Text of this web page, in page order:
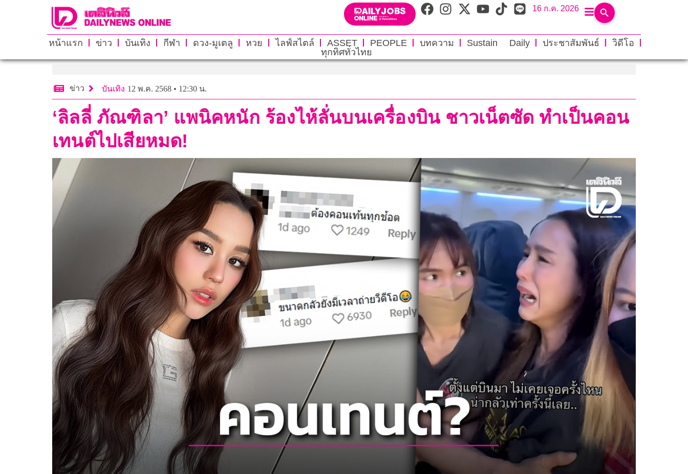
16 ก.ค. 2026
หน้าแรก ข่าว บันเทิง กีฬา ดวง-มูเตลู หวย ไลฟ์สไตล์ ASSET PEOPLE บทความ Sustain Daily ประชาสัมพันธ์
วิดีโอ
ทุกทิศทั่วไทย
ข่าว บันเทิง 12 พ.ค. 2568 • 12:30 น.
‘ลิลลี่ ภัณฑิลา’ แพนิคหนัก ร้องไห้ลั่นบนเครื่องบิน ชาวเน็ตซัด ทำเป็นคอน
เทนต์ไปเสียหมด!